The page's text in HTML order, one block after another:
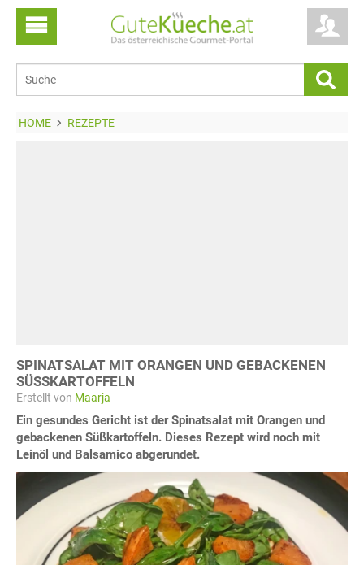
HOME REZEPTE
SPINATSALAT MIT ORANGEN UND GEBACKENEN
SÜSSKARTOFFELN
Erstellt von Maarja
Ein gesundes Gericht ist der Spinatsalat mit Orangen und
gebackenen Süßkartoffeln. Dieses Rezept wird noch mit
Leinöl und Balsamico abgerundet.